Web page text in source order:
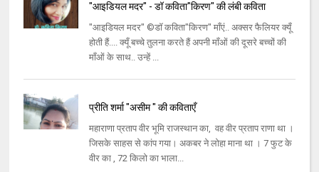
"आइडियल मदर" - डॉ कविता"किरण" की लंबी कविता
"आइडियल मदर" ©डॉ कविता"किरण" माँएं.. अक्सर फैलियर क्यूँ
होती हैं.... क्यूँ बच्चे तुलना करते हैं अपनी माँओं की दूसरे बच्चों की
माँओं के साथ.. उन्हें ...
प्रीति शर्मा "असीम " की कविताएँ
महाराणा प्रताप वीर भूमि राजस्थान का, वह वीर प्रताप राणा था ।
जिसके साहस से कांप गया। अकबर ने लोहा माना था । 7 फुट के
वीर का , 72 किलो का भाला...